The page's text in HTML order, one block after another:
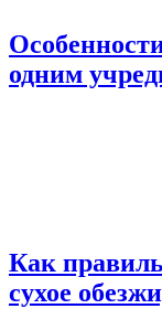
одним
Как
сухое